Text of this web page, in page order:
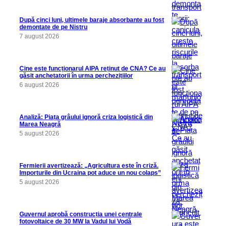
După cinci luni, ultimele baraje absorbante au fost
demontate de pe Nistru
7 august 2026
Cine este funcționarul AIPA reținut de CNA? Ce au
găsit anchetatorii în urma perchezițiilor
6 august 2026
Analiză: Piața grâului ignoră criza logistică din
Marea Neagră
5 august 2026
Fermierii avertizează: „Agricultura este în criză.
Importurile din Ucraina pot aduce un nou colaps”
5 august 2026
Guvernul aprobă construcția unei centrale
fotovoltaice de 30 MW la Vadul lui Vodă